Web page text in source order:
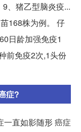
、猪乙型脑炎疫...
168株为例。 仔
日龄加强免疫1
前免疫2次,1头份
症?
一直如影随形 癌症